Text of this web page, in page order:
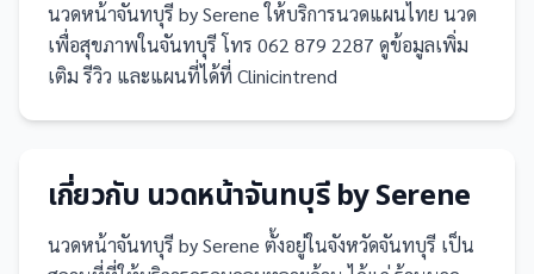
นวดหน้าจันทบุรี by Serene ให้บริการนวดแผนไทย นวด
เพื่อสุขภาพในจันทบุรี โทร 062 879 2287 ดูข้อมูลเพิ่ม
เติม รีวิว และแผนที่ได้ที่ Clinicintrend
เกี่ยวกับ นวดหน้าจันทบุรี by Serene
นวดหน้าจันทบุรี by Serene ตั้งอยู่ในจังหวัดจันทบุรี เป็น